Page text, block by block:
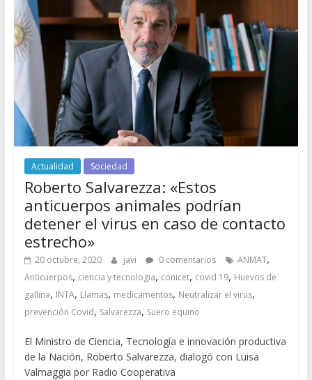
Actualidad Sociedad
Roberto Salvarezza: «Estos
anticuerpos animales podrían
detener el virus en caso de contacto
estrecho»
20 octubre, 2020 javi 0 comentarios ANMAT,
Anticuerpos, ciencia y tecnologia, conicet, covid 19, Huevos de
gallina, INTA, Llamas, medicamentos, Neutralizar el virus,
prevención Covid, Salvarezza, Suero equino
El Ministro de Ciencia, Tecnología e innovación productiva
de la Nación, Roberto Salvarezza, dialogó con Luisa
Valmaggia por Radio Cooperativa